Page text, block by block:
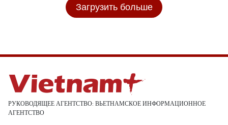
Загрузить больше
РУКОВОДЯЩЕЕ АГЕНТСТВО: ВЬЕТНАМСКОЕ ИНФОРМАЦИОННОЕ
АГЕНТСТВО